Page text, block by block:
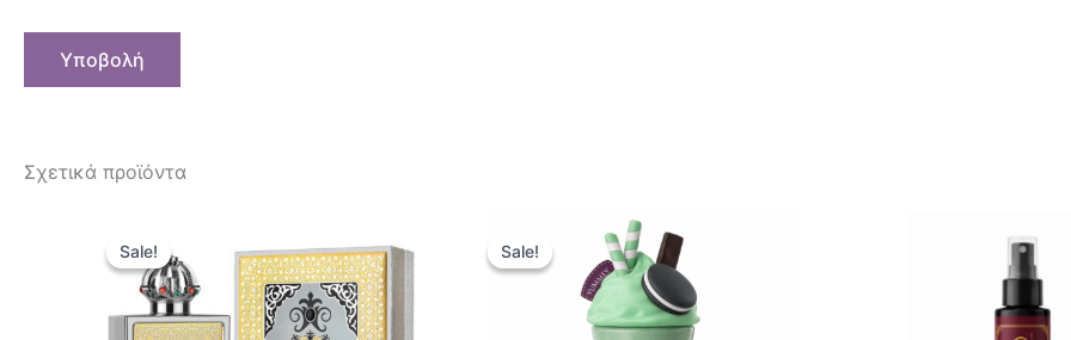
Σχετικά προϊόντα
Sale!
Sale!
was:
49,90 €.
τρέχουσα
τιμή
είναι:
44,90 €.
Sale!
Sale!
price
was:
16,90 €.